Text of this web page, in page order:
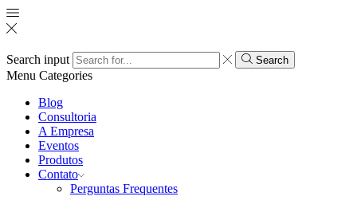
Search input Search
Menu Categories
Blog
Consultoria
A Empresa
Eventos
Produtos
Contato
Perguntas Frequentes